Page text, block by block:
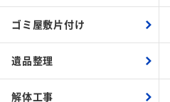
ゴミ屋敷片付け
遺品整理
解体工事